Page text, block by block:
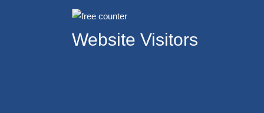
Website Visitors